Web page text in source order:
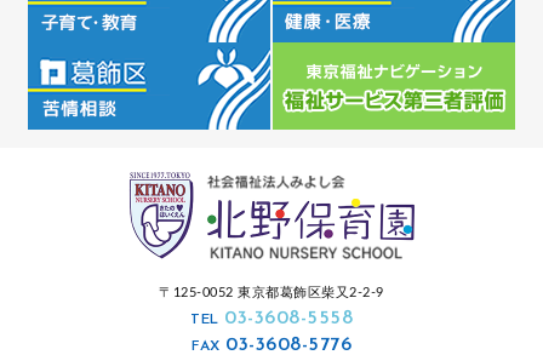
〒125-0052 東京都葛飾区柴又2-2-9
TEL 03-3608-5558
FAX 03-3608-5776